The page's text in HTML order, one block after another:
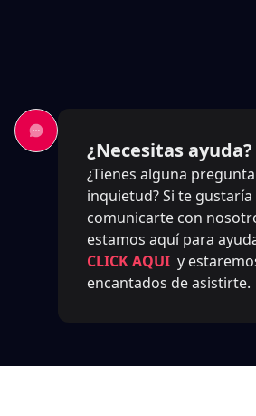
¿Necesitas ayuda?
¿Tienes alguna
inquietud? Si te gustaría
comunicarte con
estamos aquí para
CLICK AQUI y
encantados de asistirte.